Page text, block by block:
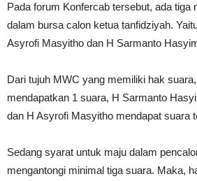
Pada forum Konfercab tersebut, ada tiga
dalam bursa calon ketua tanfidziyah.
Asyrofi Masyitho dan H Sarmanto
Dari tujuh MWC yang memiliki hak
mendapatkan 1 suara, H Sarmanto
dan H Asyrofi Masyitho mendapat suara
Sedang syarat untuk maju dalam
mengantongi minimal tiga suara. Maka,